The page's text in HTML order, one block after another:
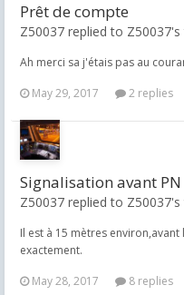
Prêt de compte
Z50037 replied to
Ah merci sa j'étais pas au
May 29, 2017
2 replies
Signalisation avant PN
Z50037 replied to
Il est à 15 mètres
exactement.
May 28, 2017
8 replies